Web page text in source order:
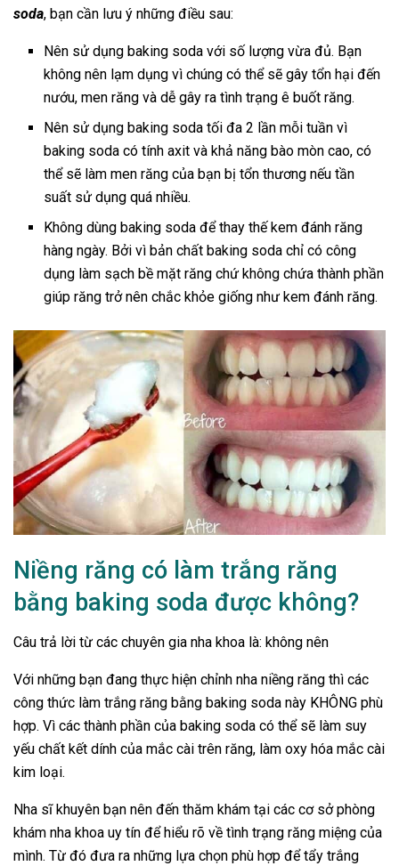
soda, bạn cần lưu ý những điều sau:
Nên sử dụng baking soda với số lượng vừa đủ. Bạn
không nên lạm dụng vì chúng có thể sẽ gây tổn hại đến
nướu, men răng và dễ gây ra tình trạng ê buốt răng.
Nên sử dụng baking soda tối đa 2 lần mỗi tuần vì
baking soda có tính axit và khả năng bào mòn cao, có
thể sẽ làm men răng của bạn bị tổn thương nếu tần
suất sử dụng quá nhiều.
Không dùng baking soda để thay thế kem đánh răng
hàng ngày. Bởi vì bản chất baking soda chỉ có công
dụng làm sạch bề mặt răng chứ không chứa thành phần
giúp răng trở nên chắc khỏe giống như kem đánh răng.
Niềng răng có làm trắng răng
bằng baking soda được không?
Câu trả lời từ các chuyên gia nha khoa là: không nên
Với những bạn đang thực hiện chỉnh nha niềng răng thì các
công thức làm trắng răng bằng baking soda này KHÔNG phù
hợp. Vì các thành phần của baking soda có thể sẽ làm suy
yếu chất kết dính của mắc cài trên răng, làm oxy hóa mắc cài
kim loại.
Nha sĩ khuyên bạn nên đến thăm khám tại các cơ sở phòng
khám nha khoa uy tín để hiểu rõ về tình trạng răng miệng của
mình. Từ đó đưa ra những lựa chọn phù hợp để tẩy trắng